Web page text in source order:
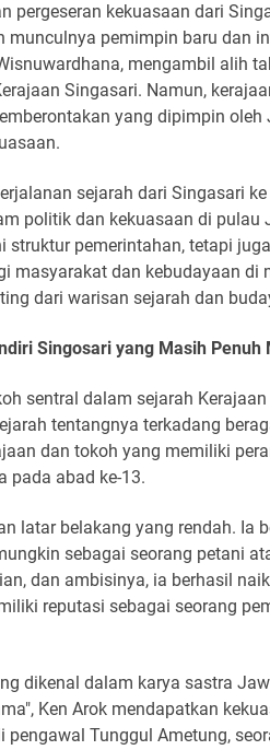
pergeseran kekuasaan dari
munculnya pemimpin baru dan
mengambil alih
Singasari. Namun,
yang dipimpin
sejarah dari Singasari
politik dan kekuasaan di pulau
struktur pemerintahan, tetapi
masyarakat dan kebudayaan di
dari warisan sejarah dan
Singosari yang Masih Penuh
sentral dalam sejarah
tentangnya terkadang
dan tokoh yang memiliki
pada abad ke-13.
latar belakang yang rendah. Ia
sebagai seorang petani
dan ambisinya, ia berhasil
reputasi sebagai seorang
dikenal dalam karya sastra
Ken Arok mendapatkan
pengawal Tunggul Ametung,